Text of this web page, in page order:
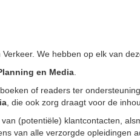
We hebben op elk van
en Media
of readers ter
, die ook zorg draagt voor de
(potentiële) klantcontacten,
van alle verzorgde opleidingen